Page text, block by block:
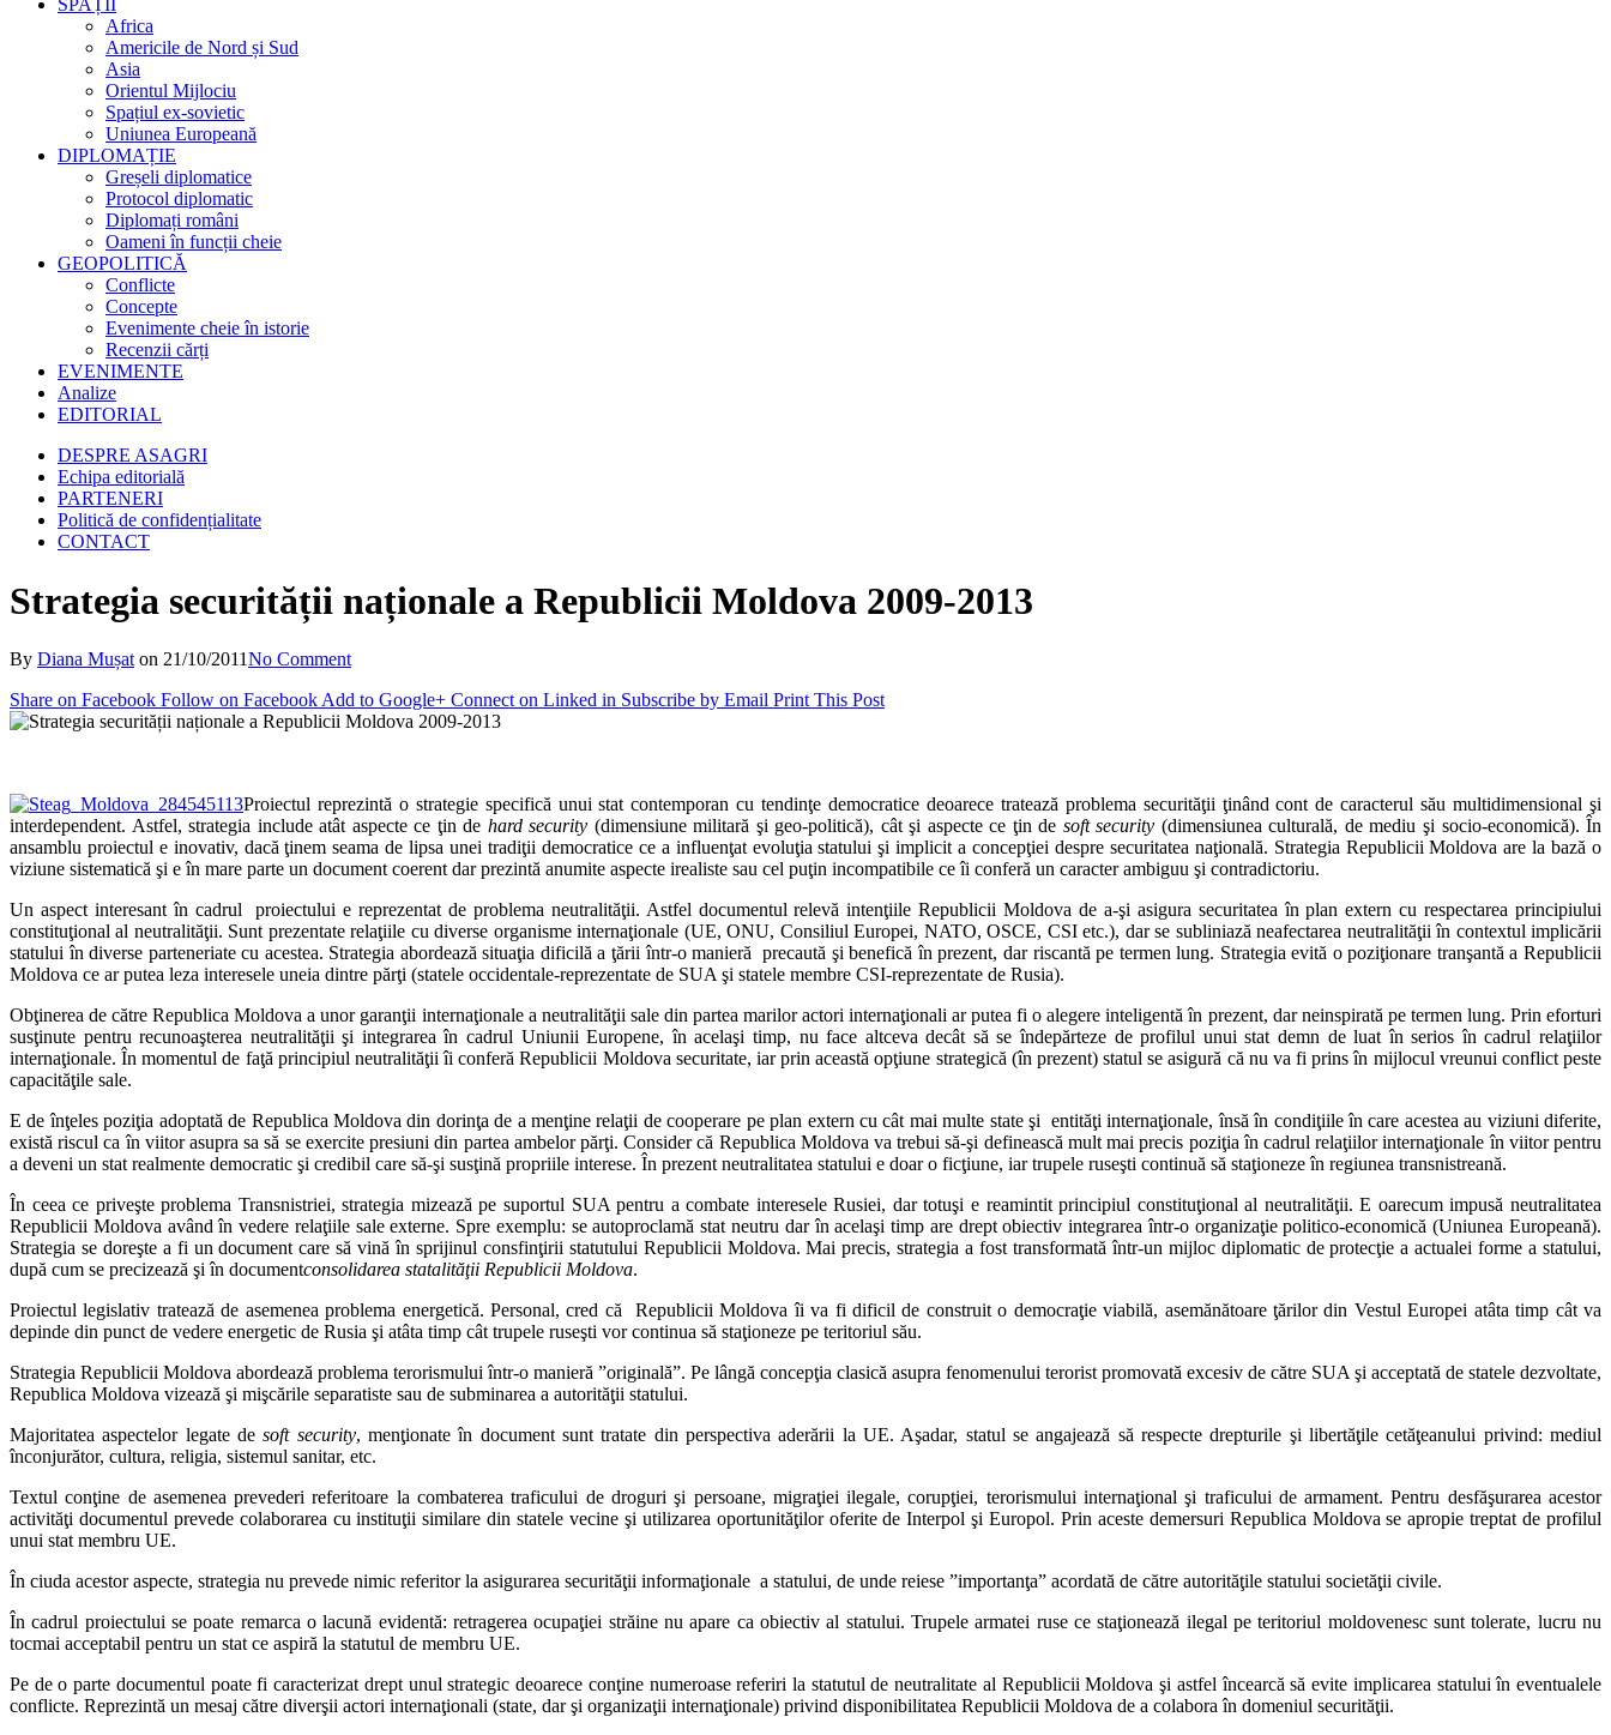
SPAȚII
Africa
Americile de Nord și Sud
Asia
Orientul Mijlociu
Spațiul ex-sovietic
Uniunea Europeană
DIPLOMAȚIE
Greșeli diplomatice
Protocol diplomatic
Diplomați români
Oameni în funcții cheie
GEOPOLITICĂ
Conflicte
Concepte
Evenimente cheie în istorie
Recenzii cărți
EVENIMENTE
Analize
EDITORIAL
DESPRE ASAGRI
Echipa editorială
PARTENERI
Politică de confidențialitate
CONTACT
Strategia securității naționale a Republicii Moldova 2009-2013
By Diana Mușat on 21/10/2011No Comment
Share on Facebook Follow on Facebook Add to Google+ Connect on Linked in Subscribe by Email Print This Post
Proiectul reprezintă o strategie specifică unui stat contemporan cu tendinţe democratice deoarece tratează problema securităţii ţinând cont de caracterul său multidimensional şi
interdependent. Astfel, strategia include atât aspecte ce ţin de hard security (dimensiune militară şi geo-politică), cât şi aspecte ce ţin de soft security (dimensiunea culturală, de mediu şi socio-economică). În
ansamblu proiectul e inovativ, dacă ţinem seama de lipsa unei tradiţii democratice ce a influenţat evoluţia statului şi implicit a concepţiei despre securitatea naţională. Strategia Republicii Moldova are la bază o
viziune sistematică şi e în mare parte un document coerent dar prezintă anumite aspecte irealiste sau cel puţin incompatibile ce îi conferă un caracter ambiguu şi contradictoriu.
Un aspect interesant în cadrul proiectului e reprezentat de problema neutralităţii. Astfel documentul relevă intenţiile Republicii Moldova de a-şi asigura securitatea în plan extern cu respectarea principiului
constituţional al neutralităţii. Sunt prezentate relaţiile cu diverse organisme internaţionale (UE, ONU, Consiliul Europei, NATO, OSCE, CSI etc.), dar se subliniază neafectarea neutralităţii în contextul implicării
statului în diverse parteneriate cu acestea. Strategia abordează situaţia dificilă a ţării într-o manieră precaută şi benefică în prezent, dar riscantă pe termen lung. Strategia evită o poziţionare tranşantă a Republicii
Moldova ce ar putea leza interesele uneia dintre părţi (statele occidentale-reprezentate de SUA şi statele membre CSI-reprezentate de Rusia).
Obţinerea de către Republica Moldova a unor garanţii internaţionale a neutralităţii sale din partea marilor actori internaţionali ar putea fi o alegere inteligentă în prezent, dar neinspirată pe termen lung. Prin eforturi
susţinute pentru recunoaşterea neutralităţii şi integrarea în cadrul Uniunii Europene, în acelaşi timp, nu face altceva decât să se îndepărteze de profilul unui stat demn de luat în serios în cadrul relaţiilor
internaţionale. În momentul de faţă principiul neutralităţii îi conferă Republicii Moldova securitate, iar prin această opţiune strategică (în prezent) statul se asigură că nu va fi prins în mijlocul vreunui conflict peste
capacităţile sale.
E de înţeles poziţia adoptată de Republica Moldova din dorinţa de a menţine relaţii de cooperare pe plan extern cu cât mai multe state şi entităţi internaţionale, însă în condiţiile în care acestea au viziuni diferite,
există riscul ca în viitor asupra sa să se exercite presiuni din partea ambelor părţi. Consider că Republica Moldova va trebui să-şi definească mult mai precis poziţia în cadrul relaţiilor internaţionale în viitor pentru
a deveni un stat realmente democratic şi credibil care să-şi susţină propriile interese. În prezent neutralitatea statului e doar o ficţiune, iar trupele ruseşti continuă să staţioneze în regiunea transnistreană.
În ceea ce priveşte problema Transnistriei, strategia mizează pe suportul SUA pentru a combate interesele Rusiei, dar totuşi e reamintit principiul constituţional al neutralităţii. E oarecum impusă neutralitatea
Republicii Moldova având în vedere relaţiile sale externe. Spre exemplu: se autoproclamă stat neutru dar în acelaşi timp are drept obiectiv integrarea într-o organizaţie politico-economică (Uniunea Europeană).
Strategia se doreşte a fi un document care să vină în sprijinul consfinţirii statutului Republicii Moldova. Mai precis, strategia a fost transformată într-un mijloc diplomatic de protecţie a actualei forme a statului,
după cum se precizează şi în documentconsolidarea statalităţii Republicii Moldova.
Proiectul legislativ tratează de asemenea problema energetică. Personal, cred că Republicii Moldova îi va fi dificil de construit o democraţie viabilă, asemănătoare ţărilor din Vestul Europei atâta timp cât va
depinde din punct de vedere energetic de Rusia şi atâta timp cât trupele ruseşti vor continua să staţioneze pe teritoriul său.
Strategia Republicii Moldova abordează problema terorismului într-o manieră ”originală”. Pe lângă concepţia clasică asupra fenomenului terorist promovată excesiv de către SUA şi acceptată de statele dezvoltate,
Republica Moldova vizează şi mişcările separatiste sau de subminarea a autorităţii statului.
Majoritatea aspectelor legate desoft security, menţionate în document sunt tratate din perspectiva aderării la UE. Aşadar, statul se angajează să respecte drepturile şi libertăţile cetăţeanului privind: mediul
înconjurător, cultura, religia, sistemul sanitar, etc.
Textul conţine de asemenea prevederi referitoare la combaterea traficului de droguri şi persoane, migraţiei ilegale, corupţiei, terorismului internaţional şi traficului de armament. Pentru desfăşurarea acestor
activităţi documentul prevede colaborarea cu instituţii similare din statele vecine şi utilizarea oportunităţilor oferite de Interpol şi Europol. Prin aceste demersuri Republica Moldova se apropie treptat de profilul
unui stat membru UE.
În ciuda acestor aspecte, strategia nu prevede nimic referitor la asigurarea securităţii informaţionale a statului, de unde reiese ”importanţa” acordată de către autorităţile statului societăţii civile.
În cadrul proiectului se poate remarca o lacună evidentă: retragerea ocupaţiei străine nu apare ca obiectiv al statului. Trupele armatei ruse ce staţionează ilegal pe teritoriul moldovenesc sunt tolerate, lucru nu
tocmai acceptabil pentru un stat ce aspiră la statutul de membru UE.
Pe de o parte documentul poate fi caracterizat drept unul strategic deoarece conţine numeroase referiri la statutul de neutralitate al Republicii Moldova şi astfel încearcă să evite implicarea statului în eventualele
conflicte. Reprezintă un mesaj către diverşii actori internaţionali (state, dar şi organizaţii internaţionale) privind disponibilitatea Republicii Moldova de a colabora în domeniul securităţii.